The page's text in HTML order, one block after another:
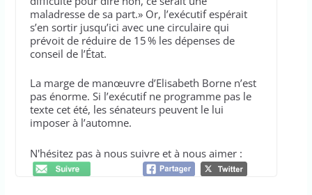
maladresse de sa part.» Or, l’exécutif espérait
s’en sortir jusqu’ici avec une circulaire qui
prévoit de réduire de 15 % les dépenses de
conseil de l’État.
La marge de manœuvre d’Elisabeth Borne n’est
pas énorme. Si l’exécutif ne programme pas le
texte cet été, les sénateurs peuvent le lui
imposer à l’automne.
N'hésitez pas à nous suivre et à nous aimer :